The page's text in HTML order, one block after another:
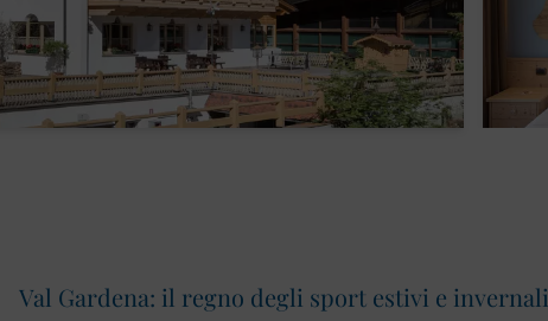
Val Gardena: il regno degli sport estivi e invernali